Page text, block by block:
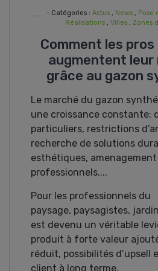
- Catégories : Actus, News, Pose
Réalisations, Villes, Zones
Comment les
augmentent
grâce au gazon
Le marché du gazon
une croissance constante:
particuliers, restrictions
recherche de solutions
esthétiques,
professionnels....
Pour les professionnels du
paysage, paysagistes,
est devenu un véritable
produit à forte valeur
réduit, possibilités d’upsell
client à long terme.